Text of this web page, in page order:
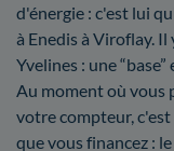
d'énergie : c'est lui
à Enedis à Viroflay.
Yvelines : une
Au moment où vous
votre compteur,
que vous financez :